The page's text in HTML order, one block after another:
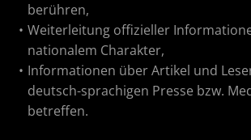
berühren,
Weiterleitung offizieller
nationalem Charakter,
Informationen über Artikel und
deutsch-sprachigen Presse bzw.
betreffen.